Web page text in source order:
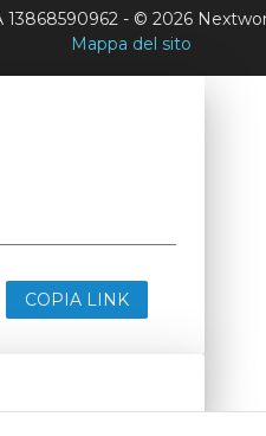
- © 2026
Mappa del sito
COPIA LINK